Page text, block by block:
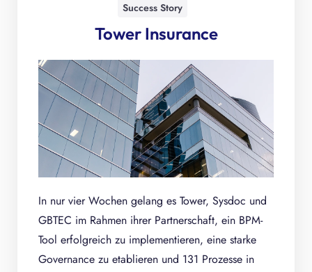
Success Story
Tower Insurance
In nur vier Wochen gelang es Tower, Sysdoc und
GBTEC im Rahmen ihrer Partnerschaft, ein BPM-
Tool erfolgreich zu implementieren, eine starke
Governance zu etablieren und 131 Prozesse in